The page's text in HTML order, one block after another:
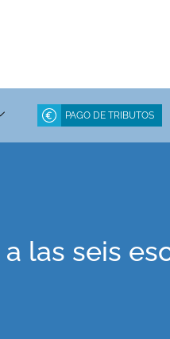
PAGO DE TRIBUTOS
las seis